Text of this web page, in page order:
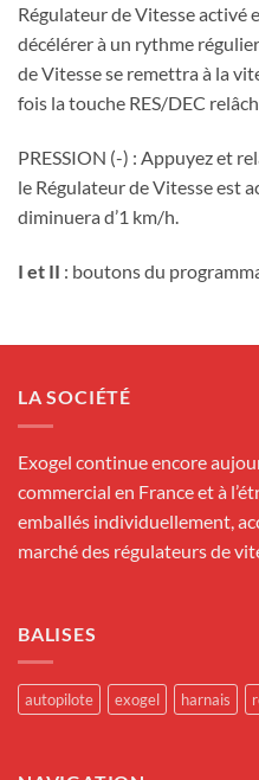
Régulateur de Vitesse activé
décélérer à un rythme
de Vitesse se remettra à la
fois la touche RES/DEC
PRESSION (-) : Appuyez et
le Régulateur de Vitesse est
diminuera d’1 km/h.
I et II : boutons du
LA SOCIÉTÉ
Exogel continue encore
commercial en France et à
emballés individuellement,
marché des régulateurs de
BALISES
autopilote exogel harnais